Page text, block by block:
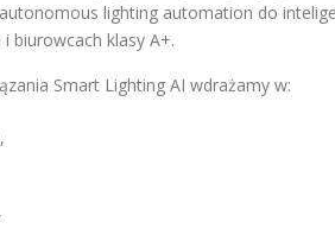
lighting automation do
biurowcach klasy A+.
Smart Lighting AI wdrażamy w: